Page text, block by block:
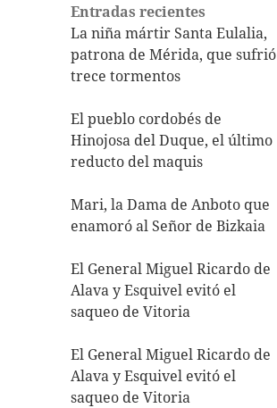
Entradas recientes
La niña mártir Santa Eulalia,
patrona de Mérida, que sufrió
trece tormentos
El pueblo cordobés de
Hinojosa del Duque, el último
reducto del maquis
Mari, la Dama de Anboto que
enamoró al Señor de Bizkaia
El General Miguel Ricardo de
Alava y Esquivel evitó el
saqueo de Vitoria
El General Miguel Ricardo de
Alava y Esquivel evitó el
saqueo de Vitoria